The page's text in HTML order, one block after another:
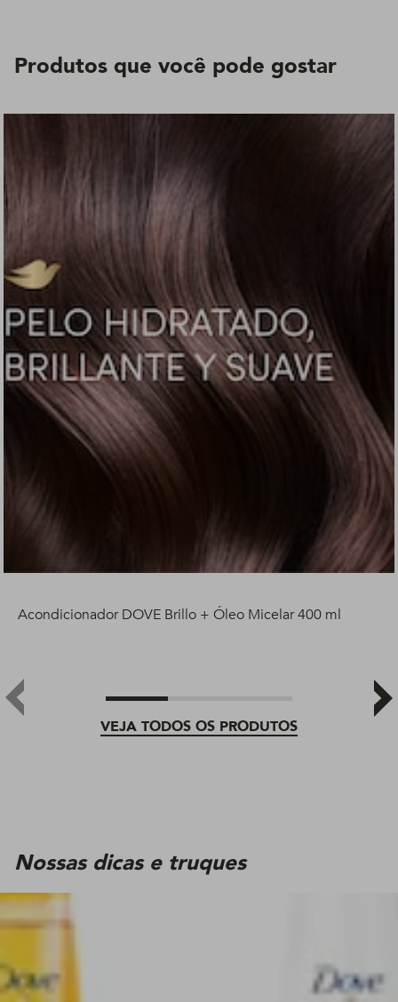
Produtos que você pode gostar
VEJA TODOS OS PRODUTOS
Acondicionador DOVE Brillo + Óleo Micelar 400 ml
Nossas dicas e truques